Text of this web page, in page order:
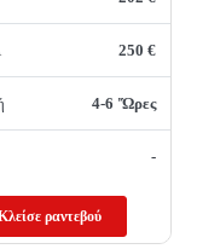
250 €
4-6 'Ώρες
-
ραντεβού